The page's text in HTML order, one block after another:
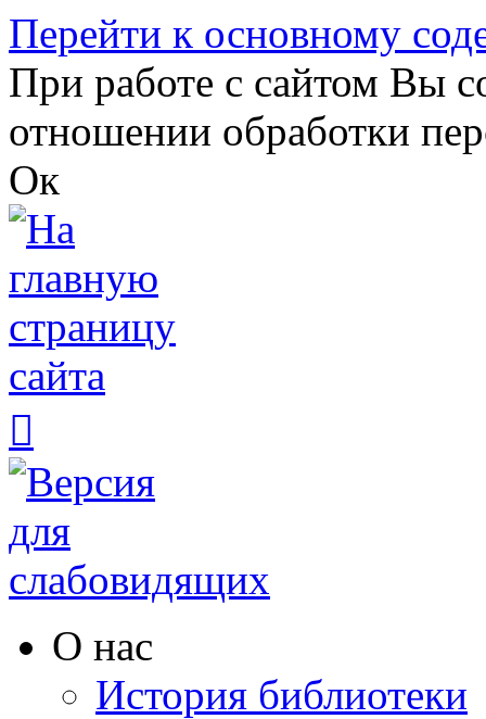
Перейти к основному
При работе с сайтом Вы
отношении обработки
Ок

О нас
История библиотеки